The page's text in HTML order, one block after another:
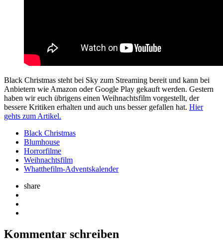
Black Christmas steht bei Sky zum Streaming bereit und kann bei
Anbietern wie Amazon oder Google Play gekauft werden. Gestern
haben wir euch übrigens einen Weihnachtsfilm vorgestellt, der
bessere Kritiken erhalten und auch uns besser gefallen hat. Hier
gehts zum Artikel.
Black Christmas
Blumhouse
Horrorfilme
Weihnachtsfilm
Whatthefilm-Adventskalender
share
Kommentar schreiben